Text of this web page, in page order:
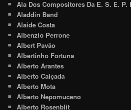
Ala Dos Compositores Da E. S. E. P.
Aladdin Band
Alaide Costa
Albenzio Perrone
Albert Pavão
Albertinho Fortuna
Alberto Arantes
Alberto Calçada
Alberto Mota
Alberto Nepomuceno
Alberto Rosenblit